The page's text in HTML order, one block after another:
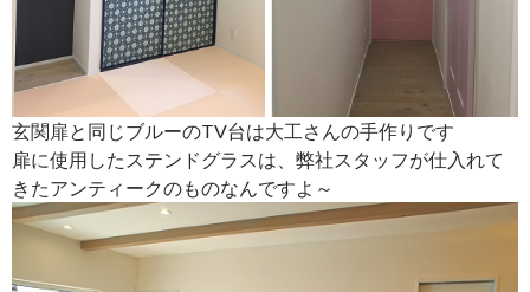
玄関扉と同じブルーのTV台は大工さんの手作りです
扉に使用したステンドグラスは、弊社スタッフが仕入れて
きたアンティークのものなんですよ～